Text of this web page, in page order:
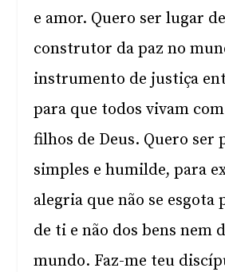
e amor. Quero ser lugar
construtor da paz no
instrumento de justiça
para que todos vivam
filhos de Deus. Quero ser
simples e humilde, para
alegria que não se esgota
de ti e não dos bens nem
mundo. Faz-me teu